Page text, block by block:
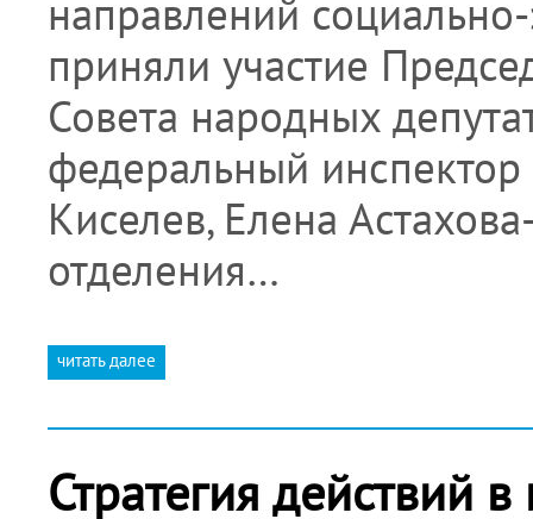
направлений
приняли участие
Совета народных
федеральный
Киселев, Елена
отделения…
читать далее
Стратегия действий